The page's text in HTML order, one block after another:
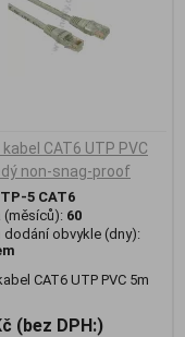
CAT6 UTP PVC
non-snag-proof
5 CAT6
(měsíců): 60
dodání obvykle (dny):
CAT6 UTP PVC 5m
(bez DPH:)